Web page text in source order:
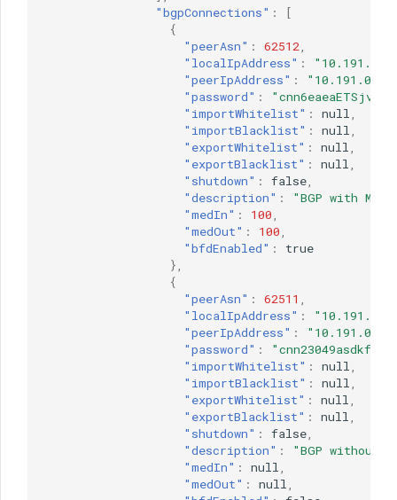
"bgpConnections" :
[
{
"peerAsn" : 62512,
"localIpAddress" :
"peerIpAddress" :
"password" :
"importWhitelist" : null,
"importBlacklist" : null,
"exportWhitelist" : null,
"exportBlacklist" : null,
"shutdown" : false,
"description" :
"BGP with MED
"medIn" : 100,
"medOut" : 100,
"bfdEnabled" :
true
},
{
"peerAsn" : 62511 ,
"localIpAddress" :
"peerIpAddress" :
"password" : "cnn23049asdkfj"
"importWhitelist" : null,
"importBlacklist" : null,
"exportWhitelist" : null,
"exportBlacklist" : null,
"shutdown" : false,
"description" :
"BGP without
"medIn" : null,
"medOut" : null,